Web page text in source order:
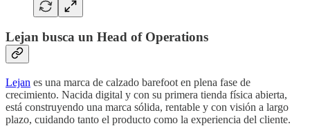
Lejan busca un Head of Operations
Lejan es una marca de calzado barefoot en plena fase de
crecimiento. Nacida digital y con su primera tienda física abierta,
está construyendo una marca sólida, rentable y con visión a largo
plazo, cuidando tanto el producto como la experiencia del cliente.